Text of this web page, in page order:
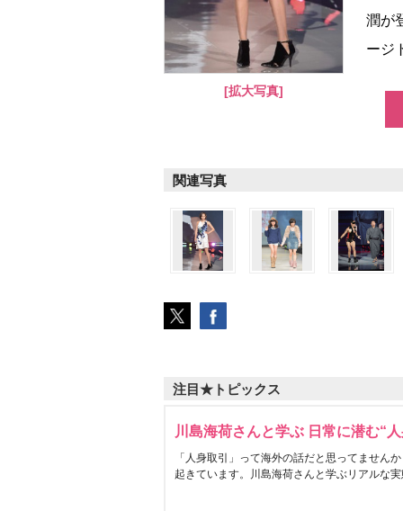
[拡大写真]
潤が
ージ
関連写真
注目★トピックス
川島海荷さんと学ぶ 日常に潜む“
「人身取引」って海外の話だと思ってません
起きています。川島海荷さんと学ぶリアルな